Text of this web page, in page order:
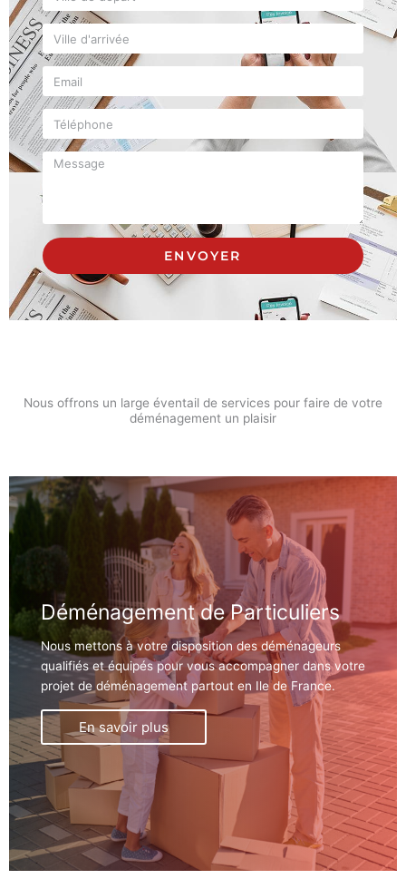
de
départ
Ville
d'arrivée
Email
Téléphone
Message
ENVOYER
Nous offrons un large éventail de services pour faire de votre
déménagement un plaisir
Déménagement de Particuliers
Nous mettons à votre disposition des déménageurs
qualifiés et équipés pour vous accompagner dans votre
projet de déménagement partout en Ile de France.
En savoir plus